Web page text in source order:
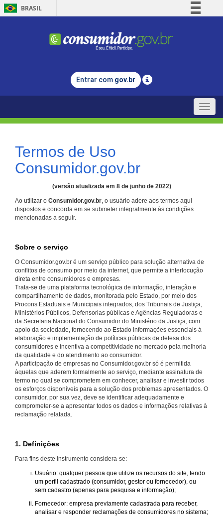
BRASIL
Comunica BR
Legislação
Entrar com gov.br
Toggle
Termos de Uso
Consumidor.gov.br
(versão atualizada em 8 de junho de 2022)
Ao utilizar o Consumidor.gov.br, o usuário adere aos termos aqui
dispostos e concorda em se submeter integralmente às condições
mencionadas a seguir.
Sobre o serviço
O Consumidor.gov.br é um serviço público para solução alternativa de
conflitos de consumo por meio da internet, que permite a interlocução
direta entre consumidores e empresas.
Trata-se de uma plataforma tecnológica de informação, interação e
compartilhamento de dados, monitorada pelo Estado, por meio dos
Procons Estaduais e Municipais integrados, dos Tribunais de Justiça,
Ministérios Públicos, Defensorias públicas e Agências Reguladoras e
da Secretaria Nacional do Consumidor do Ministério da Justiça, com
apoio da sociedade, fornecendo ao Estado informações essenciais à
elaboração e implementação de políticas públicas de defesa dos
consumidores e incentiva a competitividade no mercado pela melhoria
da qualidade e do atendimento ao consumidor.
A participação de empresas no Consumidor.gov.br só é permitida
àquelas que aderem formalmente ao serviço, mediante assinatura de
termo no qual se comprometem em conhecer, analisar e investir todos
os esforços disponíveis para a solução dos problemas apresentados. O
consumidor, por sua vez, deve se identificar adequadamente e
comprometer-se a apresentar todos os dados e informações relativas à
reclamação relatada.
1. Definições
Para fins deste instrumento considera-se:
Usuário: qualquer pessoa que utilize os recursos do site, tendo
um perfil cadastrado (consumidor, gestor ou fornecedor), ou
sem cadastro (apenas para pesquisa e informação);
Fornecedor: empresa previamente cadastrada para receber,
analisar e responder reclamações de consumidores no sistema;